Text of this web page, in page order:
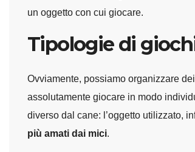
un oggetto con cui giocare.
Tipologie di
Ovviamente, possiamo organizzare
assolutamente giocare in modo
diverso dal cane: l’oggetto utilizzato,
più amati dai mici.